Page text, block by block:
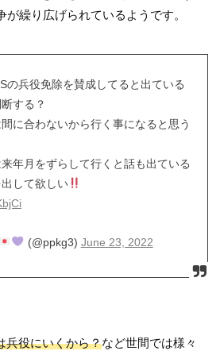
繰り広げられているようです。
の兵役免除を賛成してると出ている
する？
に合わないから行く事になると思う
年月をずらして行くと話も出ている
して欲しい
(@ppkg3) June 23, 2022
兵役にいくから？など世間では様々